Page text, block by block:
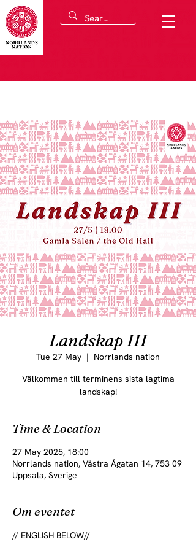
Landskap III
Tue 27 May
  |
Norrlands nation
Välkommen till terminens sista lagtima
landskap!
Time & Location
27 May 2025, 18:00
Norrlands nation, Västra Ågatan 14, 753 09
Uppsala, Sverige
Om eventet
// ENGLISH BELOW//